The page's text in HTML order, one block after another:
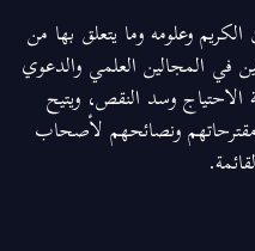
وعلومه وما يتعلق بها من
في المجالين العلمي والدعوي
الاحتياج وسد النقص، ويتيح
ونصائحهم لأصحاب